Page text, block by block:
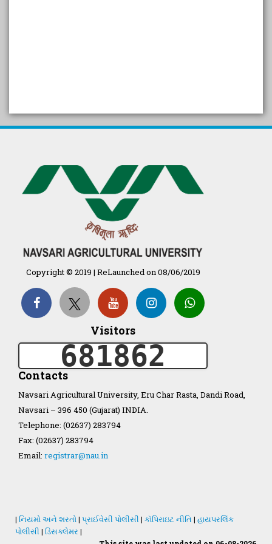
Arogya setu App information
in Gujarati
દેશી ગાય આધારિત પ્રાકૃતિક ખેતી
गुणवत्ता युक्त कृषि-शिक्षा एक पहल" - भारतीय
कृषि अनुसंधान परिषद की 25वीं अखिल
भारतीय कृषि प्रवेश परीक्षा 2020
Organization Structure
ખેડુત માર્ગદર્શિકા
Accreditation Certificate
Statastics
Copyright © 2019 | ReLaunched on 08/06/2019
Visitors
681862
Contacts
Navsari Agricultural University, Eru Char Rasta, Dandi Road,
Navsari – 396 450 (Gujarat) INDIA.
Telephone: (02637) 283794
Fax: (02637) 283794
Email: registrar@nau.in
| નિયમો અને શરતો| પ્રાઈવેસી પોલીસી | કૉપિરાઇટ નીતિ | હાયપરલિંક
પોલીસી | ડિસક્લેમર |